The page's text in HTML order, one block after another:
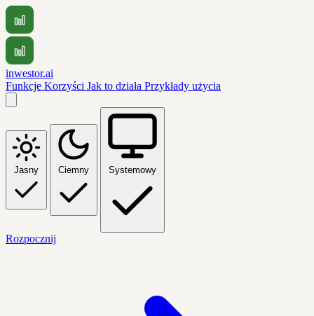
inwestor.ai
Funkcje Korzyści Jak to działa Przykłady użycia
Jasny Ciemny Systemowy
Rozpocznij